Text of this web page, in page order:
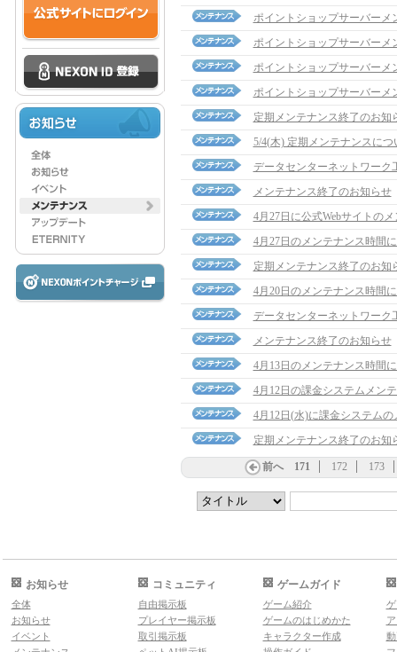
ポイントショップサーバーメ
ポイントショップサーバーメ
ポイントショップサーバーメ
ポイントショップサーバーメ
定期メンテナンス終了のお知
5/4(木) 定期メンテナンスにつ
データセンターネットワーク
メンテナンス終了のお知らせ
4月27日に公式Webサイトの
4月27日のメンテナンス時間
定期メンテナンス終了のお知
4月20日のメンテナンス時間
データセンターネットワーク
メンテナンス終了のお知らせ
4月13日のメンテナンス時間
4月12日の課金システムメン
4月12日(水)に課金システム
定期メンテナンス終了のお知
前へ 171 172 173
お知らせ
全体
お知らせ
イベント
コミュニティ
自由掲示板
プレイヤー掲示板
取引掲示板
ゲームガイド
ゲーム紹介
ゲームのはじめかた
キャラクター作成